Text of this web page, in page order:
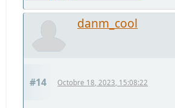
danm_cool
#14 Octobre 18, 2023, 15:08:22